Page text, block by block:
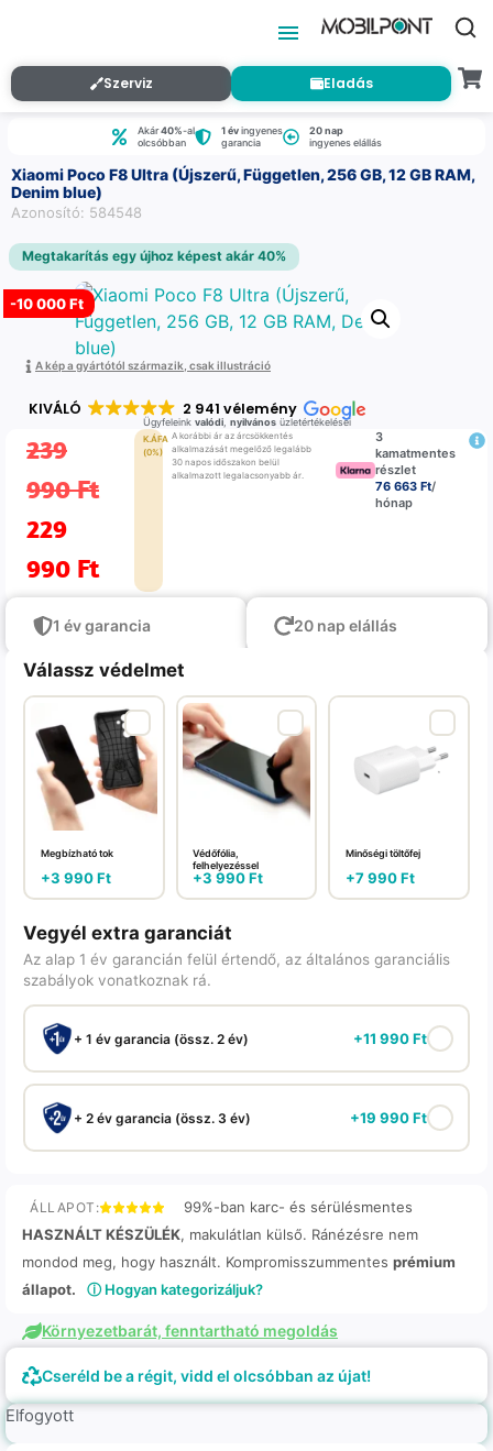
Szerviz Eladás
Akár40%-al
olcsóbban
1 évingyenes
garancia
20 nap
ingyenes elállás
Xiaomi Poco F8 Ultra (Újszerű, Független, 256 GB, 12 GB RAM,
Denim blue)
Azonosító: 584548
Megtakarítás egy újhoz képest akár 40%
-10 000 Ft
A kép a gyártótól származik, csak illustráció
KIVÁLÓ 2 941 vélemény
Ügyfeleink valódi, nyilvánosüzletértékelései
239
990Ft
229
990 Ft
K.ÁFA
(0%)
A korábbi ár az árcsökkentés
alkalmazását megelőző legalább
30 napos időszakon belül
alkalmazott legalacsonyabb ár.
3
kamatmentes
részlet
76 663 Ft/
hónap
1 év garancia 20 nap elállás
Válassz védelmet
Megbízható tok
+3 990Ft
Védőfólia,
felhelyezéssel
+3 990Ft
Minőségi töltőfej
+7 990Ft
Vegyél extra garanciát
Az alap 1 év garancián felül értendő, az általános garanciális
szabályok vonatkoznak rá.
+ 1 év garancia (össz. 2 év) +11 990Ft
+ 2 év garancia (össz. 3 év) +19 990Ft
ÁLLAPOT:
99%-ban karc- és sérülésmentes
HASZNÁLT KÉSZÜLÉK, makulátlan külső. Ránézésre nem
mondod meg, hogy használt. Kompromisszummentes prémium
állapot.
ⓘ Hogyan kategorizáljuk?
Környezetbarát, fenntartható megoldás
Cseréld be a régit, vidd el olcsóbban az újat!
Elfogyott